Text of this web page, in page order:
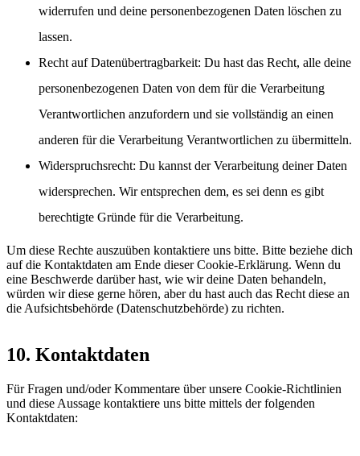
widerrufen und deine personenbezogenen Daten löschen zu
lassen.
Recht auf Datenübertragbarkeit: Du hast das Recht, alle deine
personenbezogenen Daten von dem für die Verarbeitung
Verantwortlichen anzufordern und sie vollständig an einen
anderen für die Verarbeitung Verantwortlichen zu übermitteln.
Widerspruchsrecht: Du kannst der Verarbeitung deiner Daten
widersprechen. Wir entsprechen dem, es sei denn es gibt
berechtigte Gründe für die Verarbeitung.
Um diese Rechte auszuüben kontaktiere uns bitte. Bitte beziehe dich
auf die Kontaktdaten am Ende dieser Cookie-Erklärung. Wenn du
eine Beschwerde darüber hast, wie wir deine Daten behandeln,
würden wir diese gerne hören, aber du hast auch das Recht diese an
die Aufsichtsbehörde (Datenschutzbehörde) zu richten.
10. Kontaktdaten
Für Fragen und/oder Kommentare über unsere Cookie-Richtlinien
und diese Aussage kontaktiere uns bitte mittels der folgenden
Kontaktdaten: